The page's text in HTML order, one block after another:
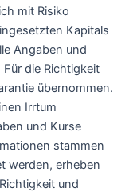
mit Risiko
Kapitals
Angaben und
die Richtigkeit
übernommen.
Irrtum
und Kurse
stammen
werden, erheben
und